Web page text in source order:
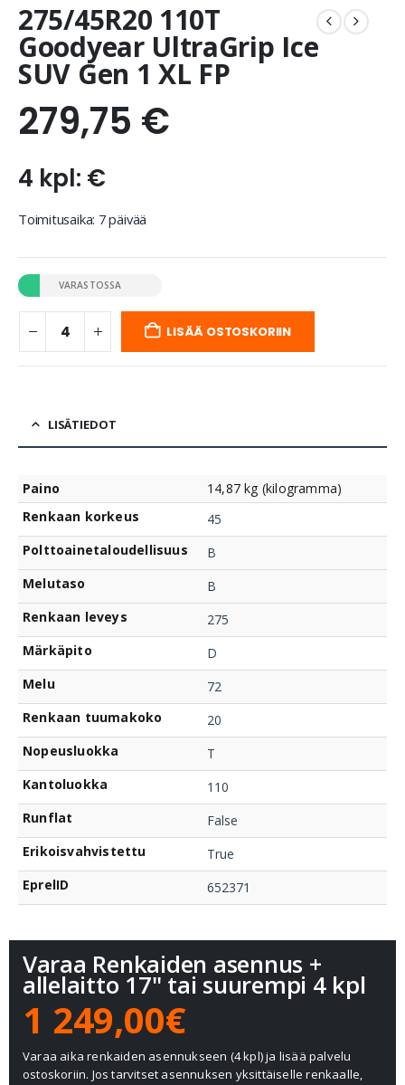
275/45R20 110T
Goodyear UltraGrip Ice
SUV Gen 1 XL FP
279,75 €
4 kpl: €
Toimitusaika: 7 päivää
VARASTOSSA
LISÄÄ OSTOSKORIIN
LISÄTIEDOT
Paino
14,87 kg (kilogramma)
Renkaan korkeus
45
Polttoainetaloudellisuus
B
Melutaso
B
Renkaan leveys
275
Märkäpito
D
Melu
72
Renkaan tuumakoko
20
Nopeusluokka
T
Kantoluokka
110
Runflat
False
Erikoisvahvistettu
True
EprelID
652371
Varaa Renkaiden asennus +
allelaitto 17" tai suurempi 4 kpl
1 249,00€
Varaa aika renkaiden asennukseen (4 kpl) ja lisää palvelu
ostoskoriin. Jos tarvitset asennuksen yksittäiselle renkaalle,